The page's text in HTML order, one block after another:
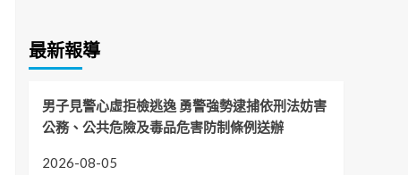
最新報導
男子見警心虛拒檢逃逸 勇警強勢逮捕依刑法妨害
公務、公共危險及毒品危害防制條例送辦
2026-08-05